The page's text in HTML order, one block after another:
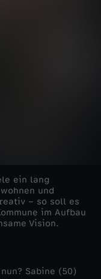
ein lang
und
– so soll es
im Aufbau
Vision.
Sabine (50)